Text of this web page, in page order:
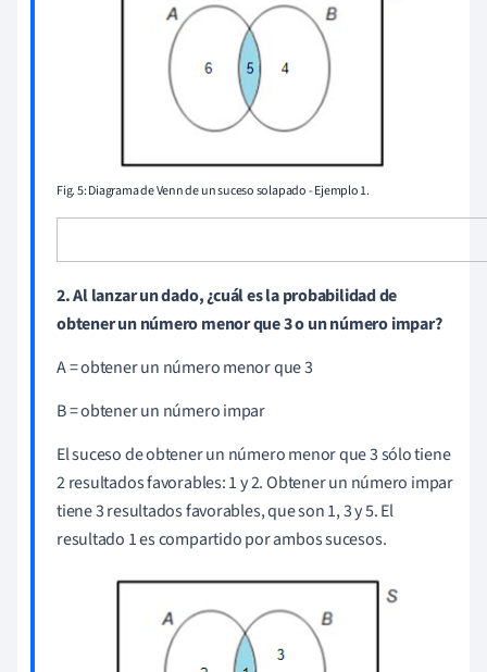
Fig. 5: Diagrama de Venn de un suceso solapado - Ejemplo 1.
2.Al lanzar un dado, ¿cuál es la probabilidad de
obtener un número menor que 3 o un número impar?
A = obtener un número menor que 3
B = obtener un número impar
El suceso de obtener un número menor que 3 sólo tiene
2 resultados favorables: 1 y 2. Obtener un número impar
tiene 3 resultados favorables, que son 1, 3 y 5. El
resultado 1 es compartido por ambos sucesos.